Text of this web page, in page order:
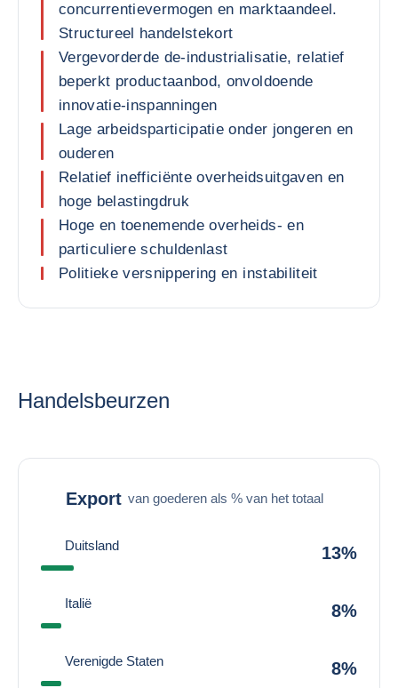
concurrentievermogen en marktaandeel.
Structureel handelstekort
Vergevorderde de-industrialisatie, relatief
beperkt productaanbod, onvoldoende
innovatie-inspanningen
Lage arbeidsparticipatie onder jongeren en
ouderen
Relatief inefficiënte overheidsuitgaven en
hoge belastingdruk
Hoge en toenemende overheids- en
particuliere schuldenlast
Politieke versnippering en instabiliteit
Handelsbeurzen
Export van goederen als % van het totaal
Duitsland 13%
Italië 8%
Verenigde Staten 8%